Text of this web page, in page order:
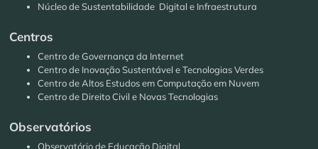
Núcleo de Sustentabilidade Digital e Infraestrutura
Centros
Centro de Governança da Internet
Centro de Inovação Sustentável e Tecnologias Verdes
Centro de Altos Estudos em Computação em Nuvem
Centro de Direito Civil e Novas Tecnologias
Observatórios
Observatório de Educação Digital